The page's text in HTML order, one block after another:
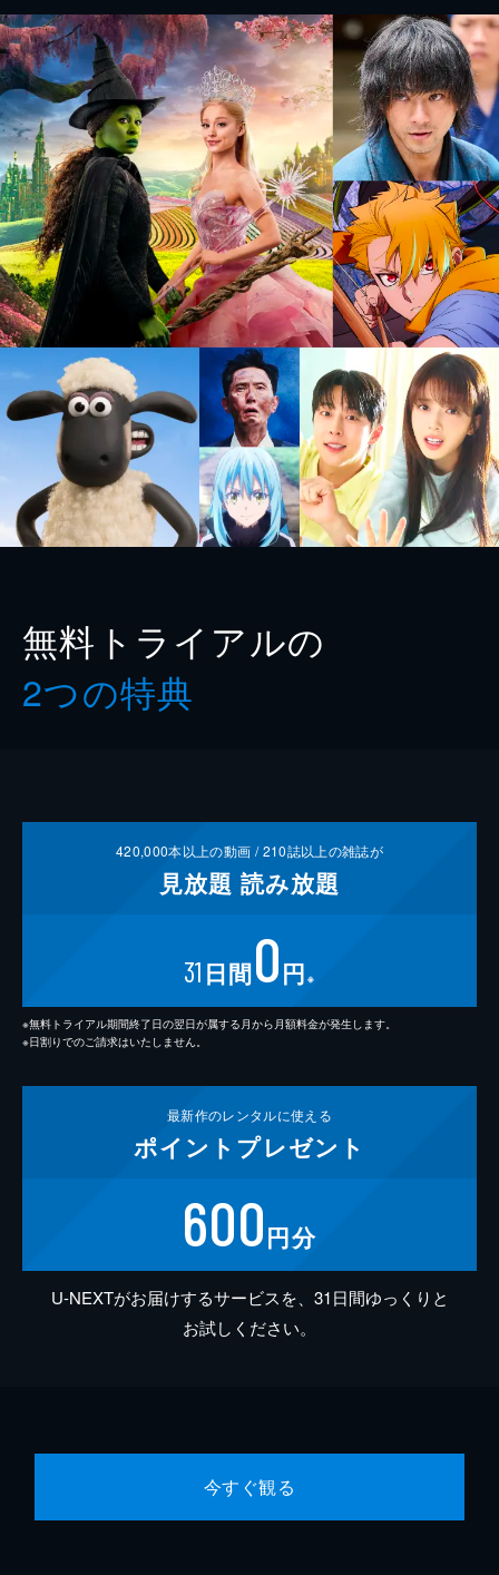
無料トライアルの
2つの特典
420,000本以上の動画 /210誌以上の雑誌が
見放題 読み放題
31 日間0円 ※
※無料トライアル期間終了日の翌日が属する月から月額料金が発生します。
※日割りでのご請求はいたしません。
最新作のレンタルに使える
ポイント プレゼント
600円分
U-NEXTがお届けするサービスを、31日間ゆっくりと
お試しください。
今すぐ観る